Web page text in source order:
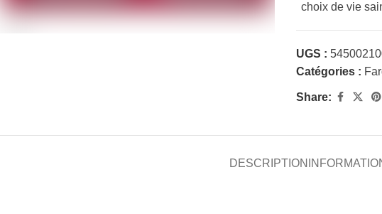
choix de vie
UGS :
Catégories :
Share:
DESCRIPTION